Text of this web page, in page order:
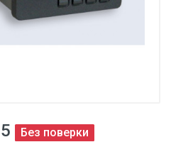
Без поверки